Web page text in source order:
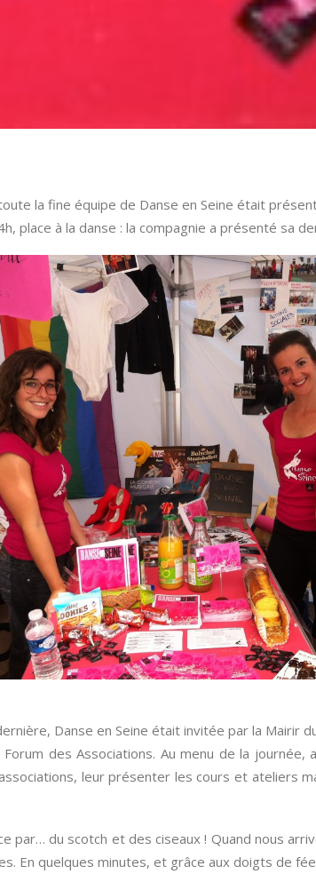
la fine équipe de Danse en Seine était
place à la danse : la compagnie a présenté sa
Danse en Seine était invitée par la Mairir
des Associations. Au menu de la journée,
leur présenter les cours et ateliers
par… du scotch et des ciseaux ! Quand nous
En quelques minutes, et grâce aux doigts de